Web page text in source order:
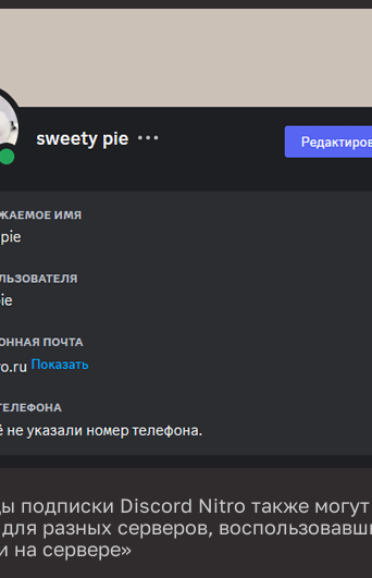
подписки Discord Nitro также могут
разных серверов,
на сервере»